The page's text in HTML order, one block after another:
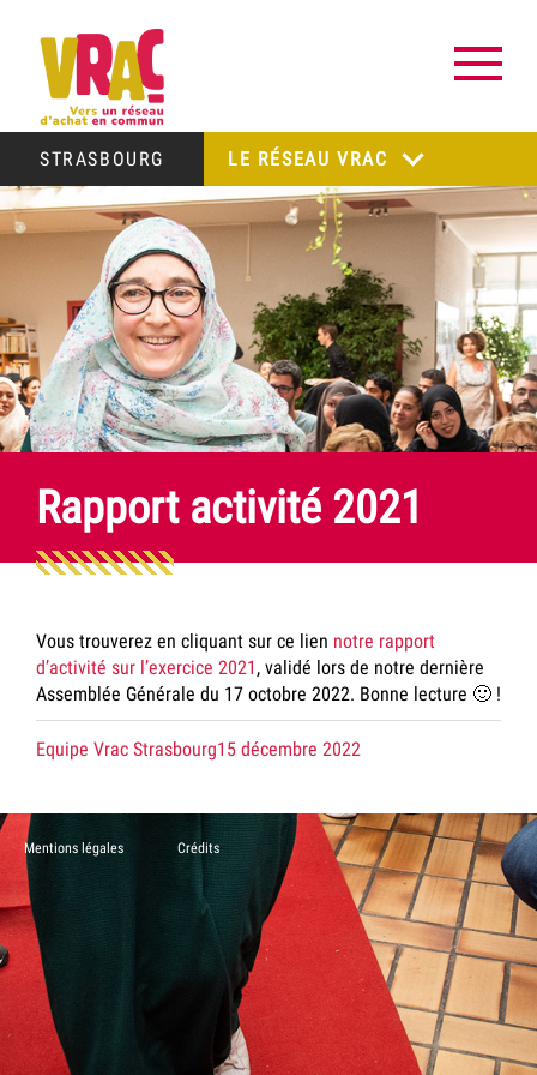
STRASBOURG LE RÉSEAU VRAC
Rapport activité 2021
Vous trouverez en cliquant sur ce lien notre rapport
d’activité sur l’exercice 2021 , validé lors de notre dernière
Assemblée Générale du 17 octobre 2022. Bonne lecture 🙂 !
Posté
Equipe Vrac Strasbourgle
15 décembre 2022
Mentions légales Crédits